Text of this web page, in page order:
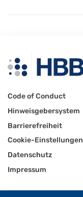
Code of Conduct
Hinweisgebersystem
Barrierefreiheit
Cookie-Einstellungen
Datenschutz
Impressum